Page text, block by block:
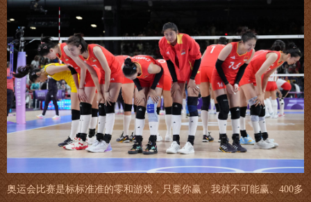
奥运会比赛是标标准准的零和游戏，只要你赢，我就不可能赢。400多